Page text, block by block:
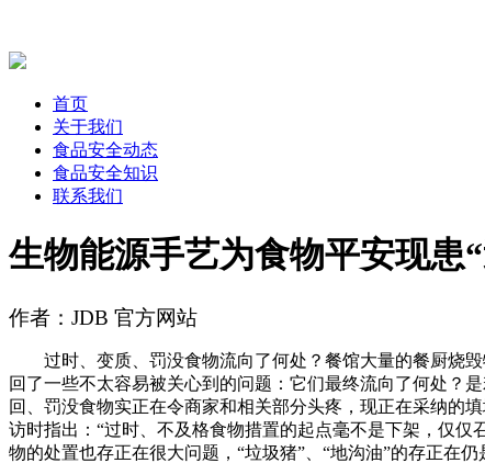
首页
关于我们
食品安全动态
食品安全知识
联系我们
生物能源手艺为食物平安现患
作者：JDB 官方网站
过时、变质、罚没食物流向了何处？餐馆大量的餐厨烧毁
回了一些不太容易被关心到的问题：它们最终流向了何处？
回、罚没食物实正在令商家和相关部分头疼，现正在采纳的
访时指出：“过时、不及格食物措置的起点毫不是下架，仅
物的处置也存正在很大问题，“垃圾猪”、“地沟油”的存正在